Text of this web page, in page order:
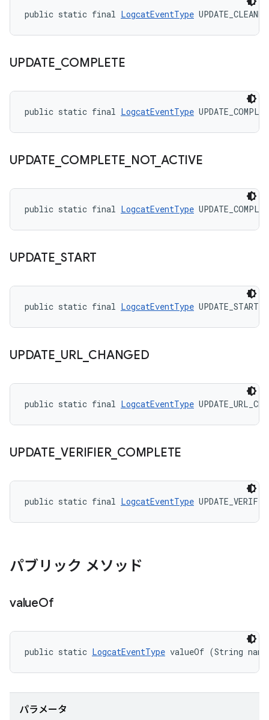
public static final LogcatEventType
UPDATE COMPLETE
public static final LogcatEventType
UPDATE COMPLETE NOT_ ACTIVE
public static final LogcatEventType
UPDATE _START
public static final LogcatEventType UPDATE_START
UPDATE URL_ CHANGED
public static final LogcatEventType
UPDATE _VERIFIER_ COMPLETE
public static final LogcatEventType
パブリック メソッド
valueOf
public static LogcatEventType valueOf (String
パラメータ